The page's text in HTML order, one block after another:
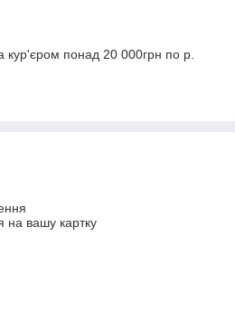
кур'єром понад 20 000грн по р.
на вашу картку